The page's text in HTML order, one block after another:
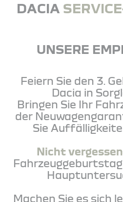
DACIA
UNSERE
Feiern Sie den 3.
Dacia in
Bringen Sie Ihr
der
Sie
Nicht vergessen
Machen Sie es sich